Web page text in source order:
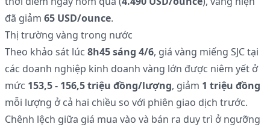
đã giảm 65 USD/ounce.
Thị trường vàng trong nước
Theo khảo sát lúc 8h45 sáng 4/6, giá vàng miếng SJC tại
các doanh nghiệp kinh doanh vàng lớn được niêm yết ở
mức 153,5 - 156,5 triệu đồng/lượng, giảm 1 triệu đồng
mỗi lượng ở cả hai chiều so với phiên giao dịch trước.
Chênh lệch giữa giá mua vào và bán ra duy trì ở ngưỡng